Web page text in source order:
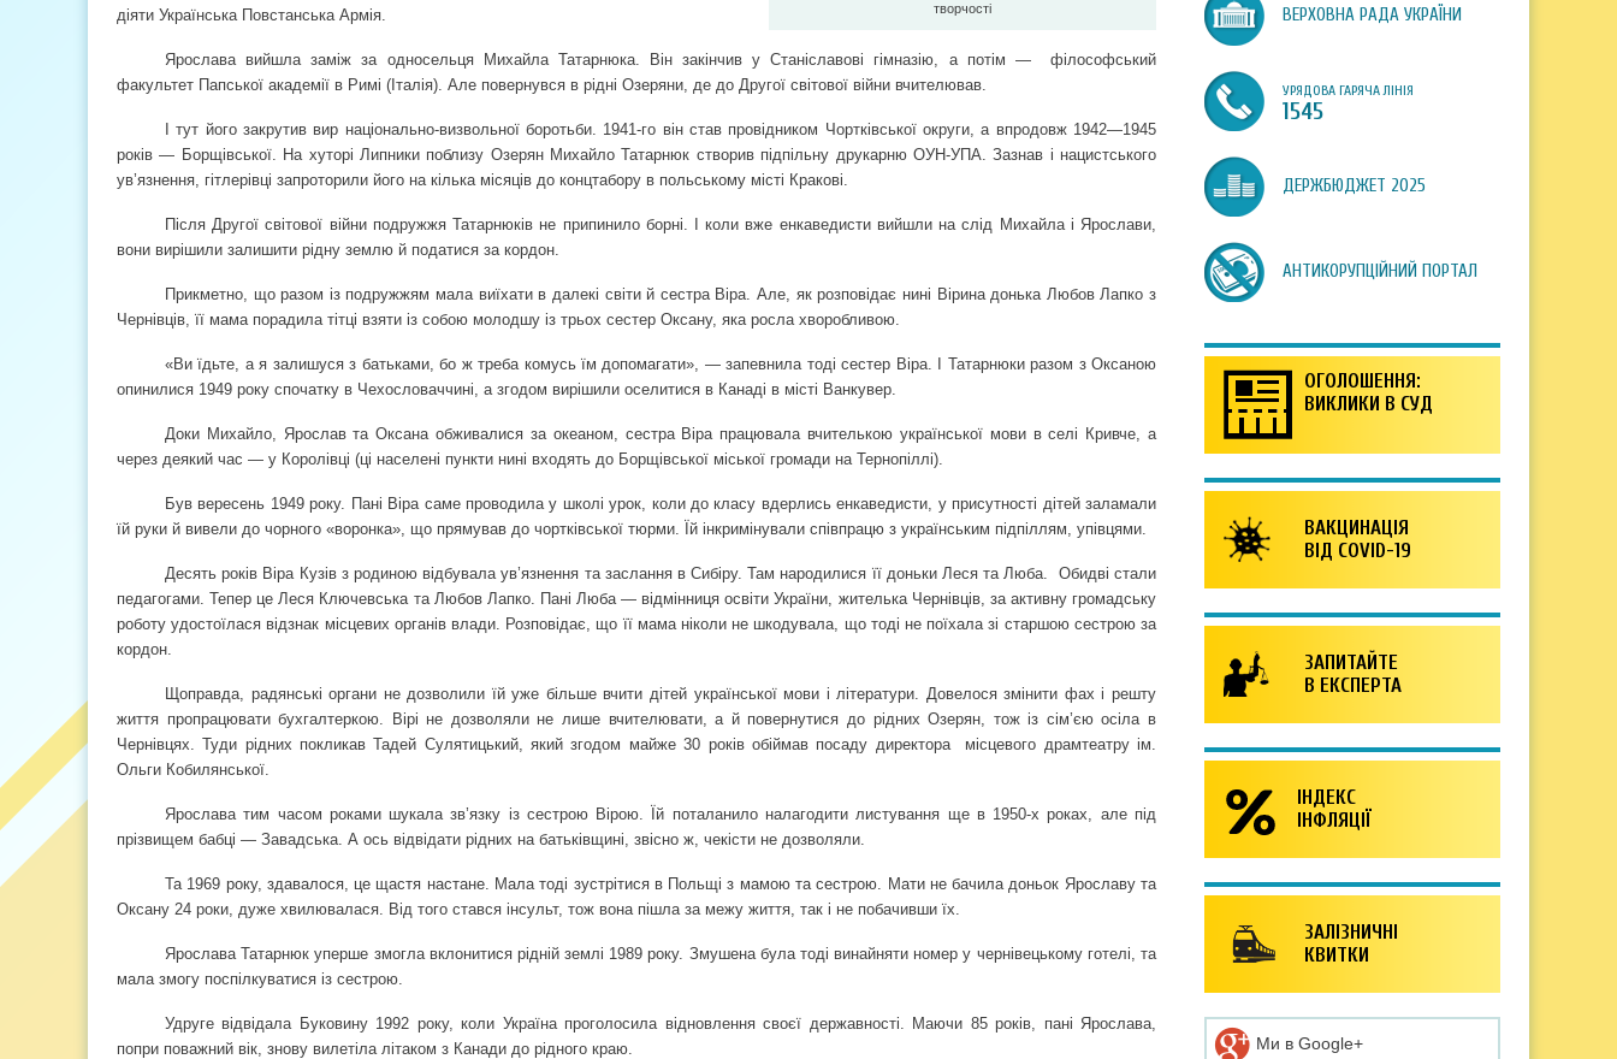
творчості
діяти Українська Повстанська Армія.
Ярослава вийшла заміж за односельця Михайла Татарнюка. Він закінчив у Станіславові гімназію, а потім —
філософський
факультет Папської академії в Римі (Італія). Але повернувся в рідні Озеряни, де до Другої світової війни вчителював.
І тут його закрутив вир національно-визвольної боротьби. 1941-го він став провідником Чортківської округи, а впродовж 1942—1945
років — Борщівської. На хуторі Липники поблизу Озерян Михайло Татарнюк створив підпільну друкарню ОУН-УПА. Зазнав і нацистського
ув’язнення, гітлерівці запроторили його на кілька місяців до концтабору в польському місті Кракові.
Після Другої світової війни подружжя Татарнюків не припинило борні. І коли вже енкаведисти вийшли на слід Михайла і Ярослави,
вони вирішили залишити рідну землю й податися за кордон.
Прикметно, що разом із подружжям мала виїхати в далекі світи й сестра Віра. Але, як розповідає нині Вірина донька Любов Лапко з
Чернівців, її мама порадила тітці взяти із собою молодшу із трьох сестер Оксану, яка росла хворобливою.
«Ви їдьте, а я залишуся з батьками, бо ж треба комусь їм допомагати», — запевнила тоді сестер Віра. І Татарнюки разом з Оксаною
опинилися 1949 року спочатку в Чехословаччині, а згодом вирішили оселитися в Канаді в місті Ванкувер.
Доки Михайло, Ярослав та Оксана обживалися за океаном, сестра Віра працювала вчителькою української мови в селі Кривче, а
через деякий час — у Королівці (ці населені пункти нині входять до Борщівської міської громади на Тернопіллі).
Був вересень 1949 року. Пані Віра саме проводила у школі урок, коли до класу вдерлись енкаведисти, у присутності дітей заламали
їй руки й вивели до чорного «воронка», що прямував до чортківської тюрми. Їй інкримінували співпрацю з українським підпіллям, упівцями.
Десять років Віра Кузів з родиною відбувала ув’язнення та заслання в Сибіру. Там народилися її доньки Леся та Люба.
Обидві стали
педагогами. Тепер це Леся Ключевська та Любов Лапко. Пані Люба — відмінниця освіти України, жителька Чернівців, за активну громадську
роботу удостоїлася відзнак місцевих органів влади. Розповідає, що її мама ніколи не шкодувала, що тоді не поїхала зі старшою сестрою за
кордон.
Щоправда, радянські органи не дозволили їй уже більше вчити дітей української мови і літератури. Довелося змінити фах і решту
життя пропрацювати бухгалтеркою. Вірі не дозволяли не лише вчителювати, а й повернутися до рідних Озерян, тож із сім’єю осіла в
Чернівцях. Туди рідних покликав Тадей Сулятицький, який згодом майже 30 років обіймав посаду директора
місцевого драмтеатру ім.
Ольги Кобилянської.
Ярослава тим часом роками шукала зв’язку із сестрою Вірою. Їй поталанило налагодити листування ще в 1950-х роках, але під
прізвищем бабці — Завадська. А ось відвідати рідних на батьківщині, звісно ж, чекісти не дозволяли.
Та 1969 року, здавалося, це щастя настане. Мала тоді зустрітися в Польщі з мамою та сестрою. Мати не бачила доньок Ярославу та
Оксану 24 роки, дуже хвилювалася. Від того стався інсульт, тож вона пішла за межу життя, так і не побачивши їх.
Ярослава Татарнюк уперше змогла вклонитися рідній землі 1989 року. Змушена була тоді винайняти номер у чернівецькому готелі, та
мала змогу поспілкуватися із сестрою.
Удруге відвідала Буковину 1992 року, коли Україна проголосила відновлення своєї державності. Маючи 85 років, пані Ярослава,
попри поважний вік, знову вилетіла літаком з Канади до рідного краю.
ВЕРХОВНА РАДА УКРАЇНИ
УРЯДОВА ГАРЯЧА ЛІНІЯ
1545
ДЕРЖБЮДЖЕТ 2025
АНТИКОРУПЦІЙНИЙ ПОРТАЛ
ОГОЛОШЕННЯ:
ВИКЛИКИ В СУД
ВАКЦИНАЦІЯ
ВІД COVID-19
ЗАПИТАЙТЕ
В ЕКСПЕРТА
ІНДЕКС
ІНФЛЯЦІЇ
ЗАЛІЗНИЧНІ
КВИТКИ
Ми в Google+